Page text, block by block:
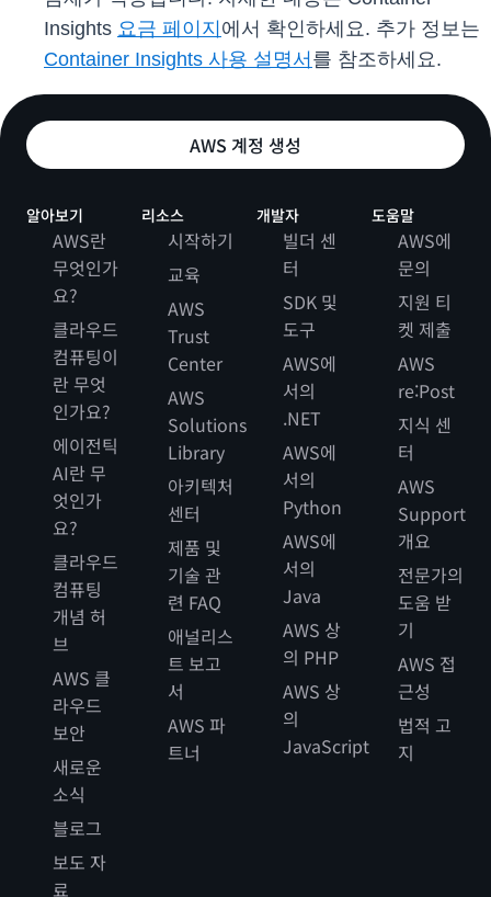
Insights 요금 페이지 에서 확인하세요. 추가 정보는
Container Insights 사용 설명서 를 참조하세요.
AWS 계정 생성
알아보기
AWS란
무엇인가
요?
클라우드
컴퓨팅이
란 무엇
인가요?
에이전틱
AI란 무
엇인가
요?
클라우드
컴퓨팅
개념 허
브
AWS 클
라우드
보안
새로운
소식
블로그
보도 자
료
리소스
시작하기
교육
AWS
Trust
Center
AWS
Solutions
Library
아키텍처
센터
제품 및
기술 관
련 FAQ
애널리스
트 보고
서
AWS 파
트너
개발자
빌더 센
터
SDK 및
도구
AWS에
서의
.NET
AWS에
서의
Python
AWS에
서의
Java
AWS 상
의 PHP
AWS 상
의
JavaScript
도움말
AWS에
문의
지원 티
켓 제출
AWS
re:Post
지식 센
터
AWS
Support
개요
전문가의
도움 받
기
AWS 접
근성
법적 고
지